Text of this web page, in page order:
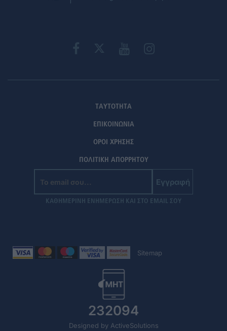
ΤΑΥΤΟΤΗΤΑ
ΕΠΙΚΟΙΝΩΝΙΑ
ΟΡΟΙ ΧΡΗΣΗΣ
ΠΟΛΙΤΙΚΗ ΑΠΟΡΡΗΤΟΥ
Εγγραφή
ΚΑΘΗΜΕΡΙΝΗ ΕΝΗΜΕΡΩΣΗ ΚΑΙ ΣΤΟ EMAIL ΣΟΥ
Sitemap
232094
Designed by ActiveSolutions